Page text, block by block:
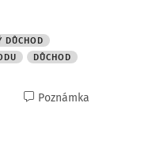
DŮCHOD
DŮCHOD
Poznámka